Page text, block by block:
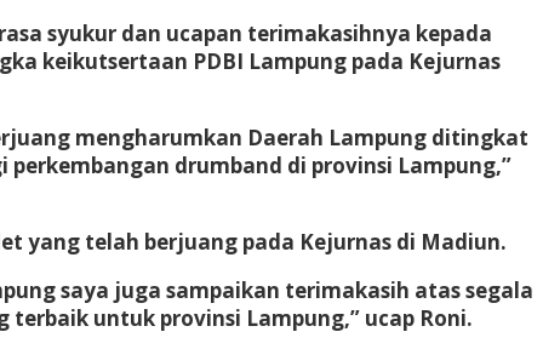
syukur dan ucapan terimakasihnya kepada
keikutsertaan PDBI Lampung pada Kejurnas
mengharumkan Daerah Lampung ditingkat
drumband di provinsi Lampung,”
yang telah berjuang pada Kejurnas di Madiun.
saya juga sampaikan terimakasih atas segala
untuk provinsi Lampung,” ucap Roni.